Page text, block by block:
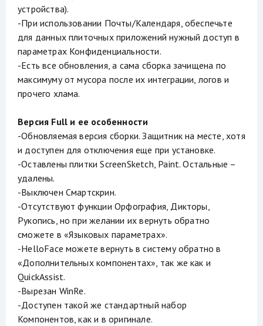
устройства).
-При использовании Почты/Календаря, обеспечьте
для данных плиточных приложений нужный доступ в
параметрах Конфиденциальности.
-Есть все обновления, а сама сборка зачищена по
максимуму от мусора после их интеграции, логов и
прочего хлама.
Версия Full и ее особенности
-Обновляемая версия сборки. Защитник на месте, хотя
и доступен для отключения еще при установке.
-Оставлены плитки ScreenSketch, Paint. Остальные –
удалены.
-Выключен Смартскрин.
-Отсутствуют функции Орфография, Дикторы,
Рукопись, но при желании их вернуть обратно
сможете в «Языковых параметрах».
-HelloFace можете вернуть в систему обратно в
«Дополнительных компонентах», так же как и
QuickAssist.
-Вырезан WinRe.
-Доступен такой же стандартный набор
Компонентов, как и в оригинале.